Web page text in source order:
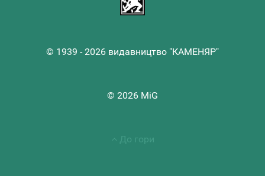
© 1939 - 2026 видавництво "КАМЕНЯР"
© 2026 MiG
До гори